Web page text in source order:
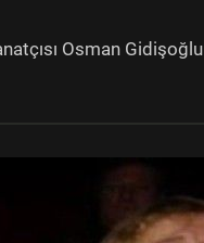
Osman Gidişoğlu